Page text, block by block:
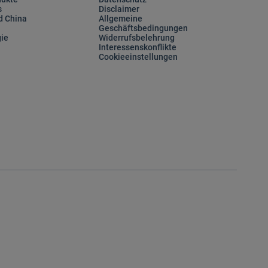
China
Disclaimer
Allgemeine
Geschäftsbedingungen
Widerrufsbelehrung
Interessenskonflikte
Cookieeinstellungen